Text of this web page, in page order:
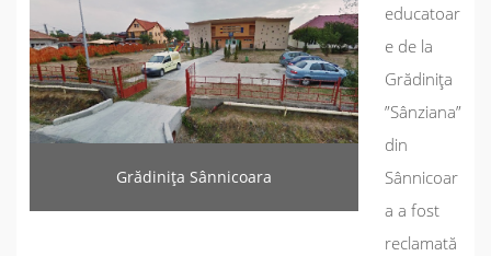
Grădinița Sânnicoara
educatoar
e de la
Grădinița
”Sânziana”
din
Sânnicoar
a a fost
reclamată